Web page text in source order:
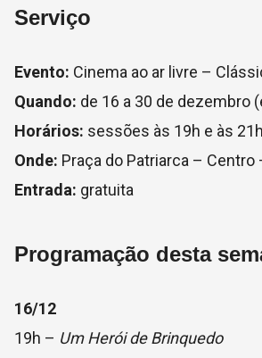
Serviço
Evento: Cinema ao ar livre –
Quando: de 16 a 30 de dezembro
Horários: sessões às 19h e às 21h
Onde: Praça do Patriarca – Centro
Entrada: gratuita
Programação desta
16/12
19h – Um Herói de Brinquedo